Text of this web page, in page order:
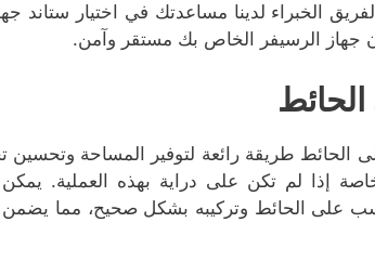
الخبراء لدينا مساعدتك في اختيار ستاند
جهاز الرسيفر الخاص بك مستقر وآمن.
الحائط طريقة رائعة لتوفير المساحة وتحسين
إذا لم تكن على دراية بهذه العملية. يمكن
على الحائط وتركيبه بشكل صحيح، مما يضمن